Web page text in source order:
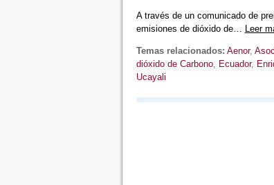
A través de un comunicado de
emisiones de dióxido de… Leer
Temas relacionados: Aenor,
dióxido de Carbono, Ecuador,
Ucayali